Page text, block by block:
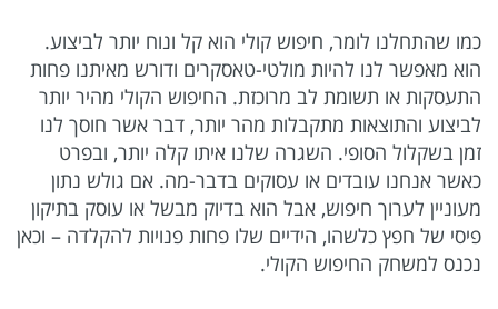
כמו שהתחלנו לומר, חיפוש קולי הוא קל ונוח יותר לביצוע.
הוא מאפשר לנו להיות מולטי-טאסקרים ודורש מאיתנו פחות
התעסקות או תשומת לב מרוכזת. החיפוש הקולי מהיר יותר
לביצוע והתוצאות מתקבלות מהר יותר, דבר אשר חוסך לנו
זמן בשקלול הסופי. השגרה שלנו איתו קלה יותר, ובפרט
כאשר אנחנו עובדים או עסוקים בדבר-מה. אם גולש נתון
מעוניין לערוך חיפוש, אבל הוא בדיוק מבשל או עוסק בתיקון
פיסי של חפץ כלשהו, הידיים שלו פחות פנויות להקלדה – וכאן
נכנס למשחק החיפוש הקולי.